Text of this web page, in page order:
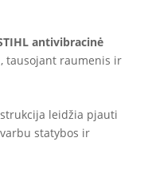
antivibracinė
raumenis ir
leidžia pjauti
statybos ir